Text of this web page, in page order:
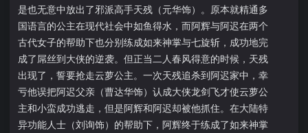
是也无意中放出了邪派高手天残（元华饰）。原本就精通多
国语言的公主在现代社会中如鱼得水，而阿辉与阿迟在两个
古代女子的帮助下也分别练成如来神掌与七旋斩，成功地完
成了屌丝到大侠的逆袭。但正当二人春风得意的时候，天残
出现了，誓要抢走云萝公主。一次天残追杀到阿迟家中，幸
亏他误把阿迟父亲（曹达华饰）认成大侠龙剑飞才使云萝公
主和小蛮成功逃走，但是阿辉和阿迟却被他抓住。在大陆特
异功能人士（刘询饰）的帮助下，阿辉终于练成了如来神掌